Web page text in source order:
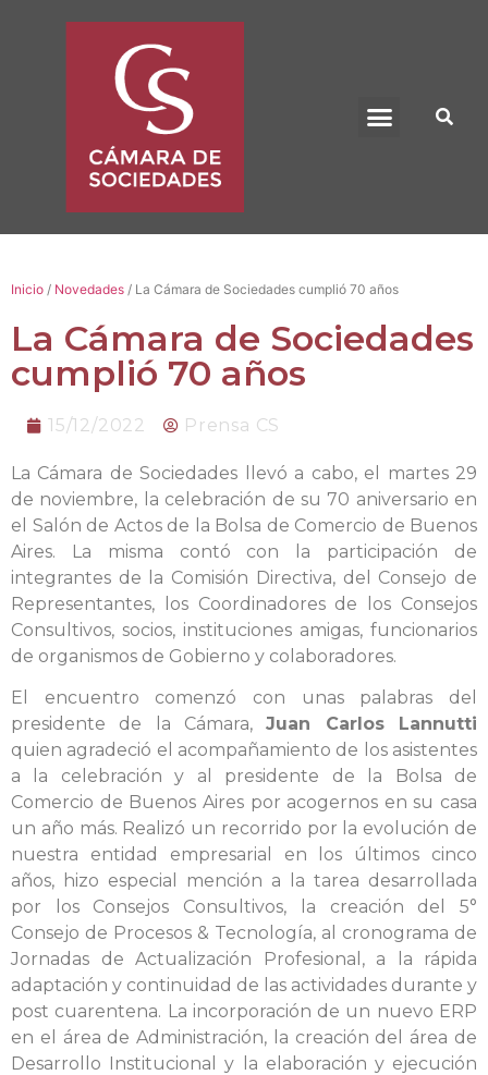
Inicio / Novedades / La Cámara de Sociedades cumplió 70 años
La Cámara de Sociedades
cumplió 70 años
15/12/2022 Prensa CS
La Cámara de Sociedades llevó a cabo, el martes 29
de noviembre, la celebración de su 70 aniversario en
el Salón de Actos de la Bolsa de Comercio de Buenos
Aires. La misma contó con la participación de
integrantes de la Comisión Directiva, del Consejo de
Representantes, los Coordinadores de los Consejos
Consultivos, socios, instituciones amigas, funcionarios
de organismos de Gobierno y colaboradores.
El encuentro comenzó con unas palabras del
presidente de la Cámara,Juan Carlos Lannutti
quien agradeció el acompañamiento de los asistentes
a la celebración y al presidente de la Bolsa de
Comercio de Buenos Aires por acogernos en su casa
un año más. Realizó un recorrido por la evolución de
nuestra entidad empresarial en los últimos cinco
años, hizo especial mención a la tarea desarrollada
por los Consejos Consultivos, la creación del 5°
Consejo de Procesos & Tecnología, al cronograma de
Jornadas de Actualización Profesional, a la rápida
adaptación y continuidad de las actividades durante y
post cuarentena. La incorporación de un nuevo ERP
en el área de Administración, la creación del área de
Desarrollo Institucional y la elaboración y ejecución